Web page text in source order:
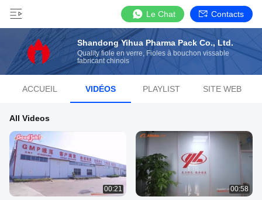
Le Chat Contacts
Shandong Yihua Pharma Pack Co., Ltd.
Quality fiole en verre, Fioles à bouchon vissable
fabricant chinois
ACCUEIL VIDÉOS PLAYLIST SITE WEB
All Videos
00:21 00:58